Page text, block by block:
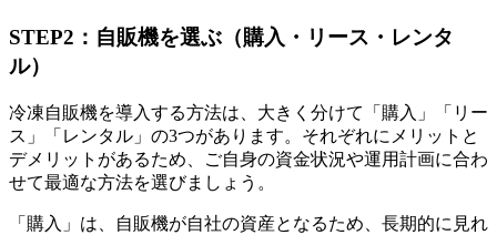
STEP2：自販機を選ぶ（購入・リース・レンタ
ル）
冷凍自販機を導入する方法は、大きく分けて「購入」「リー
ス」「レンタル」の3つがあります。それぞれにメリットと
デメリットがあるため、ご自身の資金状況や運用計画に合わ
せて最適な方法を選びましょう。
「購入」は、自販機が自社の資産となるため、長期的に見れ